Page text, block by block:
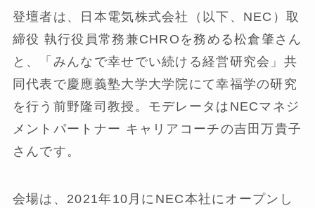
登壇者は、日本電気株式会社（以下、NEC）取
締役 執行役員常務兼CHROを務める松倉肇さん
と、「みんなで幸せでい続ける経営研究会」共
同代表で慶應義塾大学大学院にて幸福学の研究
を行う前野隆司教授。モデレータはNECマネジ
メントパートナー キャリアコーチの吉田万貴子
さんです。
会場は、2021年10月にNEC本社にオープンし